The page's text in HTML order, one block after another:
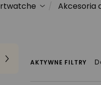
Akcesoria
AKTYWNE FILTRY